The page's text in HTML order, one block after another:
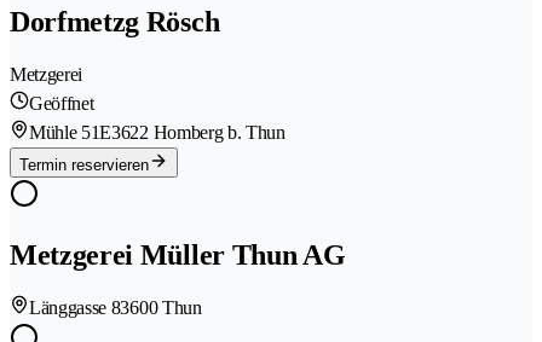
Dorfmetzg Rösch
Metzgerei
Geöffnet
Mühle 51E3622 Homberg b. Thun
Termin reservieren
Metzgerei Müller Thun AG
Länggasse 83600 Thun